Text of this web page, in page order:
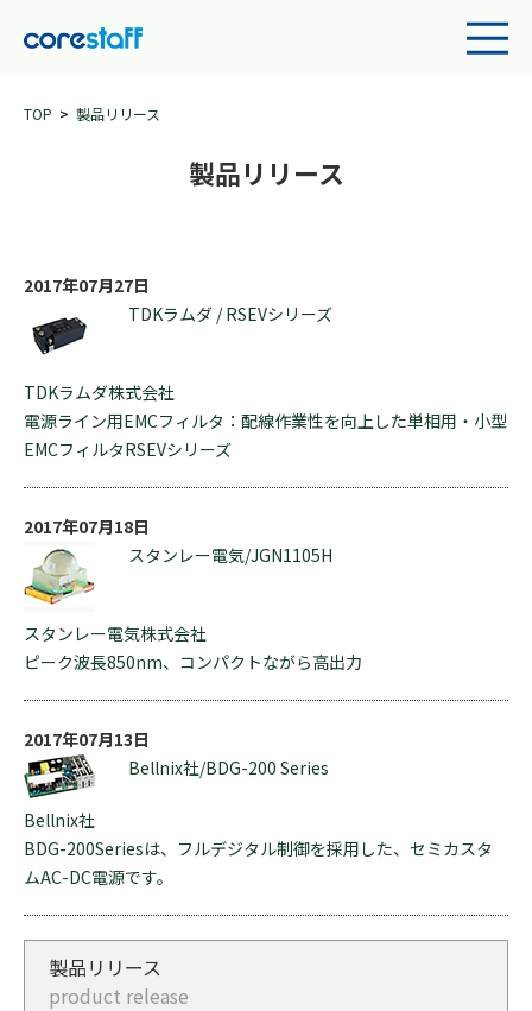
TOP 製品リリース
製品リリース
2017年07月27日
TDKラムダ / RSEVシリーズ
TDKラムダ株式会社
電源ライン用EMCフィルタ：配線作業性を向上した単相用・小型
EMCフィルタRSEVシリーズ
2017年07月18日
スタンレー電気/JGN1105H
スタンレー電気株式会社
ピーク波長850nm、コンパクトながら高出力
2017年07月13日
Bellnix社/BDG-200 Series
Bellnix社
BDG-200Seriesは、フルデジタル制御を採用した、セミカスタ
ムAC-DC電源です。
製品リリース
product release